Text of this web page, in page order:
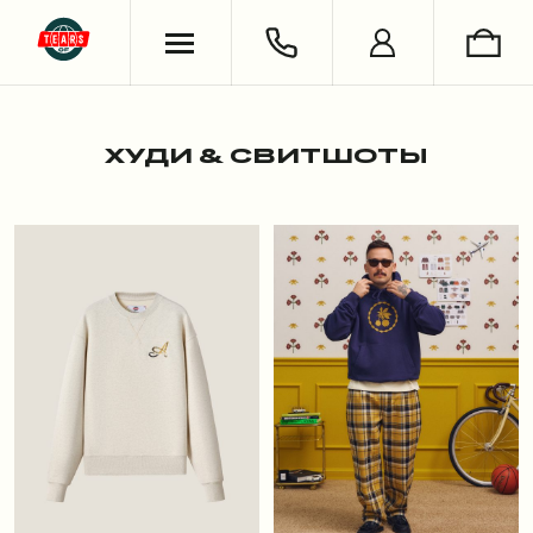
ХУДИ & СВИТШОТЫ
ШОРТЫ
ОБУВЬ
НОСКИ
СЪЕМКИ
СЕРГЕЙ БУРУНОВ
ХУДИ & СВИТШОТЫ